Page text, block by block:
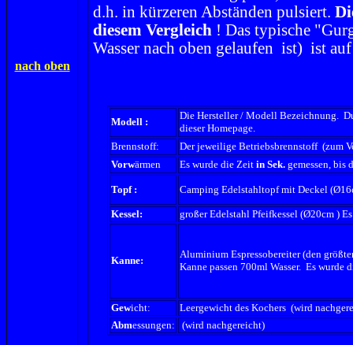
nach oben
d.h. in kürzeren Abständen pulsiert.
diesem Vergleich ! Das typische
Wasser nach oben gelaufen ist) ist
Modell :
Die Hersteller / Modell Bezeichnung.
dieser Homepage.
Brennstoff:
Der jeweilige Betriebsbrennstoff (zum
Vorwärmen Es wurde die Zeit in Sek. gemessen, bis
Topf : Camping Edelstahltopf mit Deckel
Kessel: großer Edelstahl Pfeifkessel (Ø20cm )
Kanne:
Aluminium Espressobereiter (den
Kanne passen 700ml Wasser. Es wurde
Gewicht:
Leergewicht des Kochers (wird
Abmessungen: (wird nachgereicht)